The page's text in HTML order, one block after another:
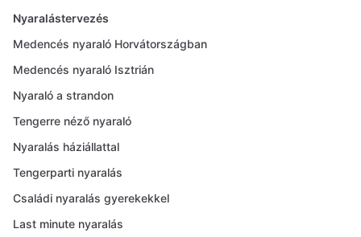
Nyaralástervezés
Medencés nyaraló Horvátországban
Medencés nyaraló Isztrián
Nyaraló a strandon
Tengerre néző nyaraló
Nyaralás háziállattal
Tengerparti nyaralás
Családi nyaralás gyerekekkel
Last minute nyaralás